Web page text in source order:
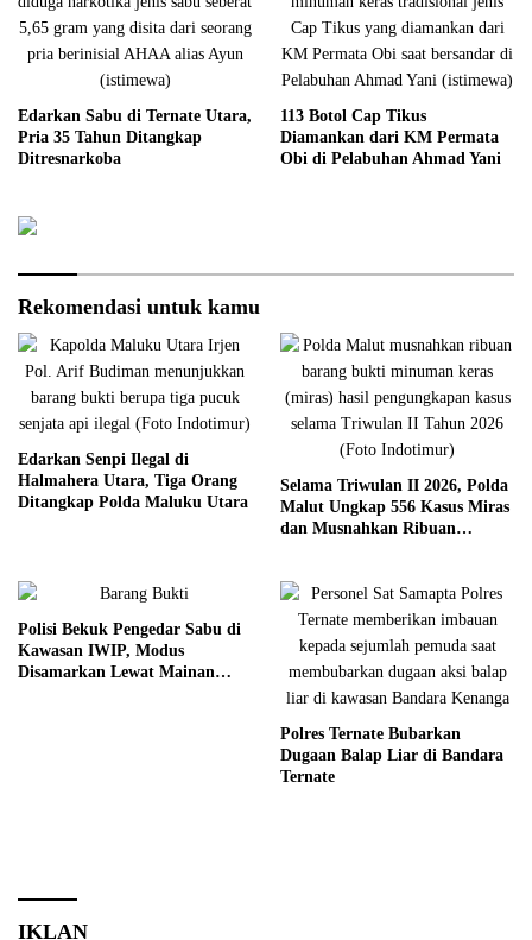
Edarkan Sabu di Ternate Utara,
Pria 35 Tahun Ditangkap
Ditresnarkoba
113 Botol Cap Tikus
Diamankan dari KM Permata
Obi di Pelabuhan Ahmad Yani
Rekomendasi untuk kamu
Edarkan Senpi Ilegal di
Halmahera Utara, Tiga Orang
Ditangkap Polda Maluku Utara
Selama Triwulan II 2026, Polda
Malut Ungkap 556 Kasus Miras
dan Musnahkan Ribuan
Polisi Bekuk Pengedar Sabu di
Kawasan IWIP, Modus
Disamarkan Lewat Mainan
Polres Ternate Bubarkan
Dugaan Balap Liar di Bandara
Ternate
IKLAN